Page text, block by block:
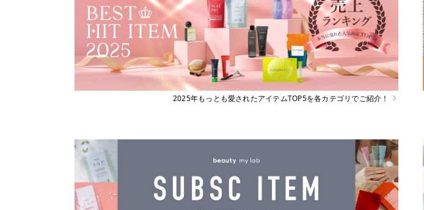
2025年もっとも愛されたアイテムTOP5を各カテゴリでご紹介！